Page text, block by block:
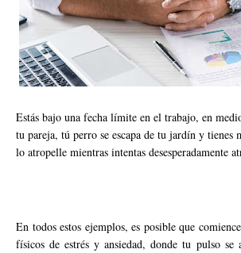
Estás bajo una fecha límite en el trabajo, en
tu pareja, tú perro se escapa de tu jardín y tienes
lo atropelle mientras intentas desesperadamente
En todos estos ejemplos, es posible que
físicos de estrés y ansiedad, donde tu pulso se